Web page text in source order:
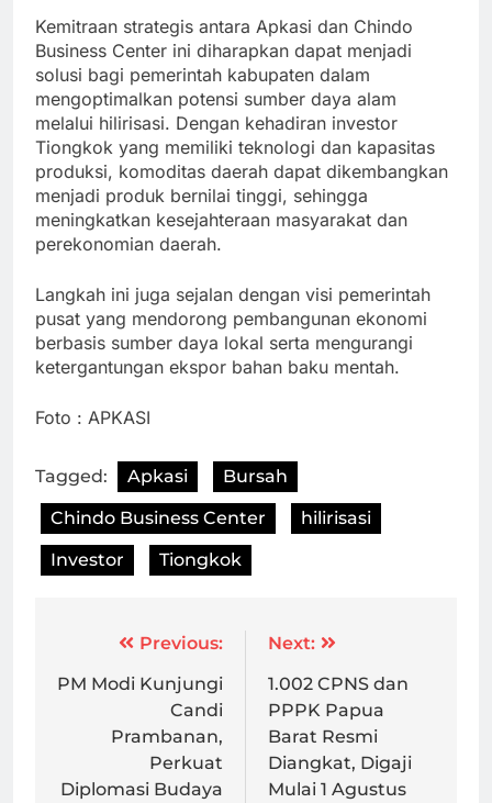
Kemitraan strategis antara Apkasi dan Chindo
Business Center ini diharapkan dapat menjadi
solusi bagi pemerintah kabupaten dalam
mengoptimalkan potensi sumber daya alam
melalui hilirisasi. Dengan kehadiran investor
Tiongkok yang memiliki teknologi dan kapasitas
produksi, komoditas daerah dapat dikembangkan
menjadi produk bernilai tinggi, sehingga
meningkatkan kesejahteraan masyarakat dan
perekonomian daerah.
Langkah ini juga sejalan dengan visi pemerintah
pusat yang mendorong pembangunan ekonomi
berbasis sumber daya lokal serta mengurangi
ketergantungan ekspor bahan baku mentah.
Foto : APKASI
Tagged: Apkasi
Bursah
Chindo Business Center
hilirisasi
Investor
Tiongkok
navigation
Previous:
PM Modi Kunjungi
Candi
Prambanan,
Perkuat
Diplomasi Budaya
Next:
1.002 CPNS dan
PPPK Papua
Barat Resmi
Diangkat, Digaji
Mulai 1 Agustus